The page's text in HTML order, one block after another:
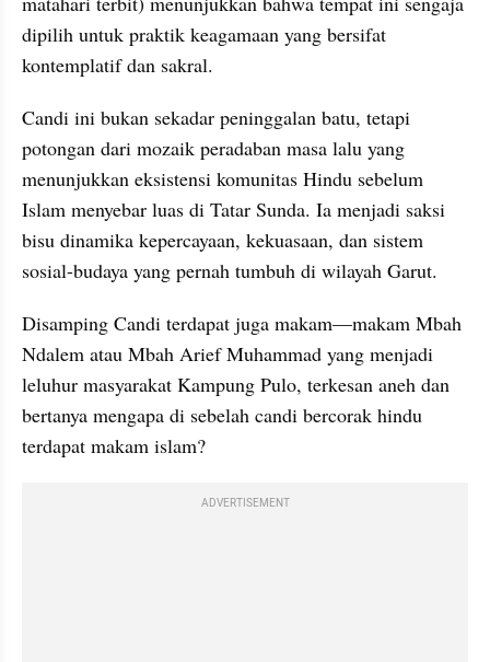
dipilih untuk praktik keagamaan yang bersifat
kontemplatif dan sakral.
Candi ini bukan sekadar peninggalan batu, tetapi
potongan dari mozaik peradaban masa lalu yang
menunjukkan eksistensi komunitas Hindu sebelum
Islam menyebar luas di Tatar Sunda. Ia menjadi saksi
bisu dinamika kepercayaan, kekuasaan, dan sistem
sosial-budaya yang pernah tumbuh di wilayah Garut.
Disamping Candi terdapat juga makam—makam Mbah
Ndalem atau Mbah Arief Muhammad yang menjadi
leluhur masyarakat Kampung Pulo, terkesan aneh dan
bertanya mengapa di sebelah candi bercorak hindu
terdapat makam islam?
ADVERTISEMENT